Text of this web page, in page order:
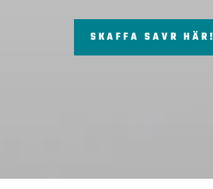
SKAFFA SAVR HÄR!